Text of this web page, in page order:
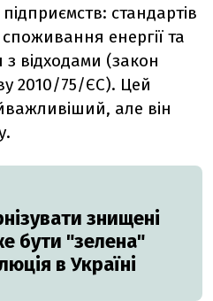
підприємств: стандартів
енергії та
відходами (закон
2010/75/ЄС). Цей
але він
знищені
бути "зелена"
в Україні